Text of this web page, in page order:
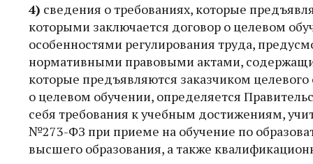
4) сведения о требованиях, которые
которыми заключается договор о целевом
особенностями регулирования труда,
нормативными правовыми актами,
которые предъявляются заказчиком
о целевом обучении, определяется
себя требования к учебным достижениям,
№273-ФЗ при приеме на обучение по
высшего образования, а также